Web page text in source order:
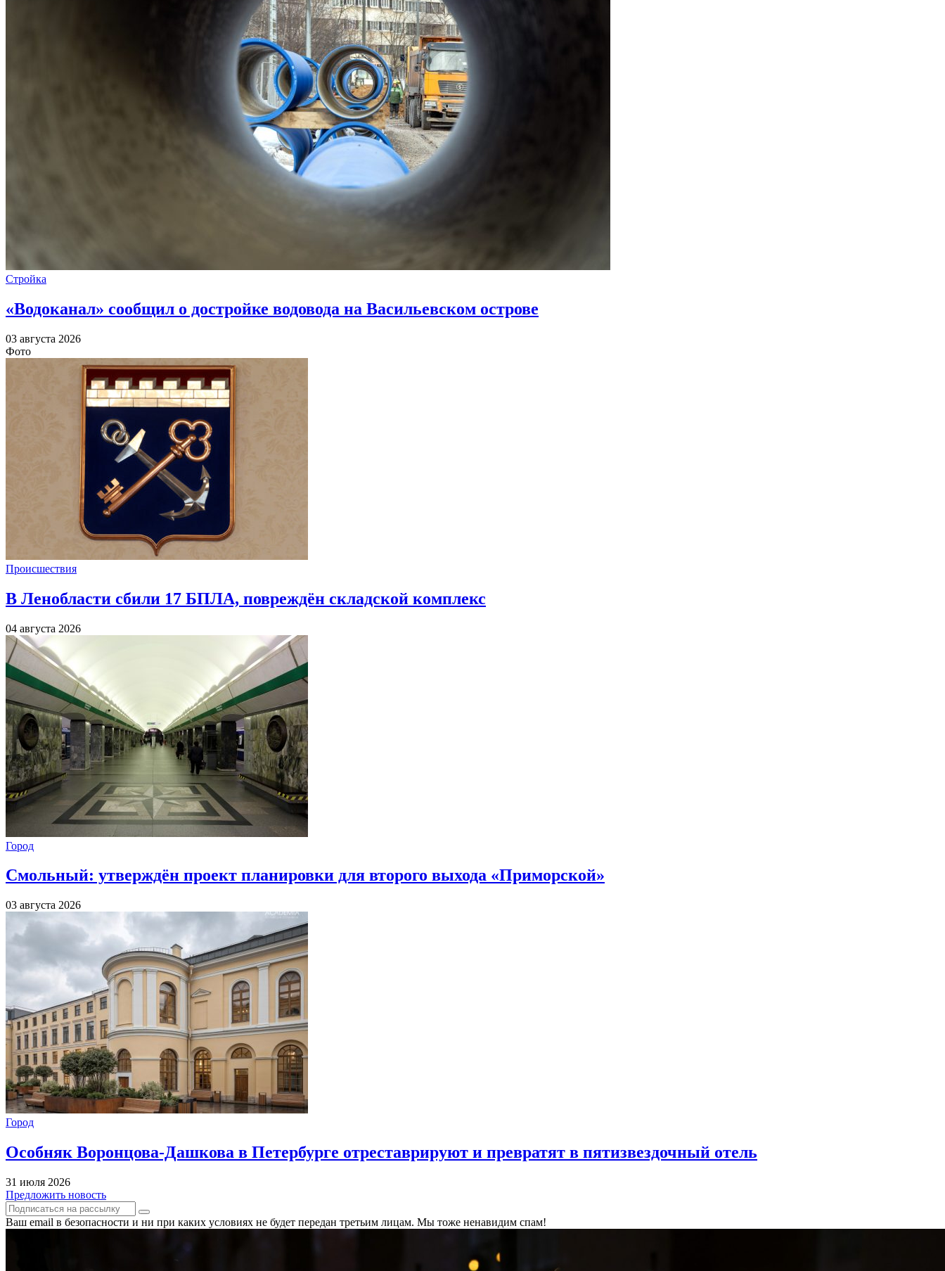
Стройка
«Водоканал» сообщил о достройке водовода на Васильевском острове
03 августа 2026
Фото
Происшествия
В Ленобласти сбили 17 БПЛА, повреждён складской комплекс
04 августа 2026
Город
Смольный: утверждён проект планировки для второго выхода «Приморской»
03 августа 2026
Город
Особняк Воронцова-Дашкова в Петербурге отреставрируют и превратят в пятизвездочный отель
31 июля 2026
Предложить новость
Ваш email в безопасности и ни при каких условиях не будет передан третьим лицам. Мы тоже ненавидим спам!